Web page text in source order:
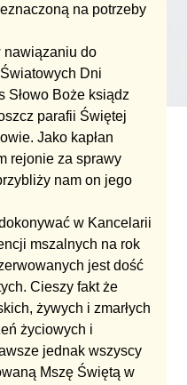
na potrzeby
nawiązaniu do
Dni
Słowo Boże ksiądz
parafii Świętej
Jako kapłan
rejonie za sprawy
nam on jego
w Kancelarii
mszalnych na rok
jest dość
Cieszy fakt że
żywych i zmarłych
życiowych i
jednak wszyscy
Mszę Świętą w